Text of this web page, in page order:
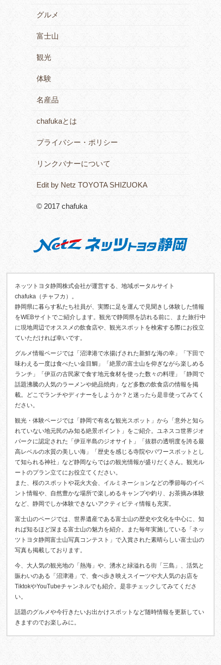
グルメ
富士山
観光
体験
名産品
chafukaとは
プライバシー・ポリシー
リンクバナーについて
Edit by Netz TOYOTA SHIZUOKA
© 2017 chafuka
ネッツトヨタ静岡株式会社が運営する、地域ポータルサイト
chafuka（チャフカ）。
静岡県に暮らす私たち社員が、実際に足を運んで見聞きし体験した情報
をWEBサイトでご紹介します。観光で静岡県を訪れる前に、また旅行中
に現地周辺でオススメの飲食店や、観光スポットを検索する際にお役立
ていただければ幸いです。
グルメ情報ページでは「沼津港で水揚げされた新鮮な海の幸」「下田で
味わえる一度は食べたい金目鯛」「絶景の富士山を仰ぎながら楽しめる
ランチ」「伊豆の古民家で食す地元食材を使った数々の料理」「静岡で
話題沸騰の人気のラーメンや絶品焼肉」など多数の飲食店の情報を掲
載。どこでランチやディナーをしようか？と迷ったら是非使ってみてく
ださい。
観光・体験ページでは「静岡で有名な観光スポット」から「意外と知ら
れていない地元民のみ知る絶景ポイント」をご紹介。ユネスコ世界ジオ
パークに認定された「伊豆半島のジオサイト」「抜群の透明度を誇る最
高レベルの水質の美しい海」「歴史を感じる寺院やパワースポットとし
て知られる神社」など静岡ならではの観光情報が盛りだくさん。観光ル
ートのプラン立てにお役立てください。
また、桜のスポットや花火大会、イルミネーションなどの季節毎のイベ
ント情報や、自然豊かな場所で楽しめるキャンプや釣り、お茶摘み体験
など、静岡でしか体験できないアクティビティ情報も充実。
富士山のページでは、世界遺産である富士山の歴史や文化を中心に、知
れば知るほど深まる富士山の魅力を紹介。また毎年実施している「ネッ
ツトヨタ静岡富士山写真コンテスト」で入賞された素晴らしい富士山の
写真も掲載しております。
今、大人気の観光地の「熱海」や、湧水と緑溢れる街「三島」、活気と
賑わいのある「沼津港」で、食べ歩き映えスイーツや大人気のお店を
TiktokやYouTubeチャンネルでも紹介。是非チェックしてみてくださ
い。
話題のグルメや今行きたいお出かけスポットなど随時情報を更新してい
きますのでお楽しみに。